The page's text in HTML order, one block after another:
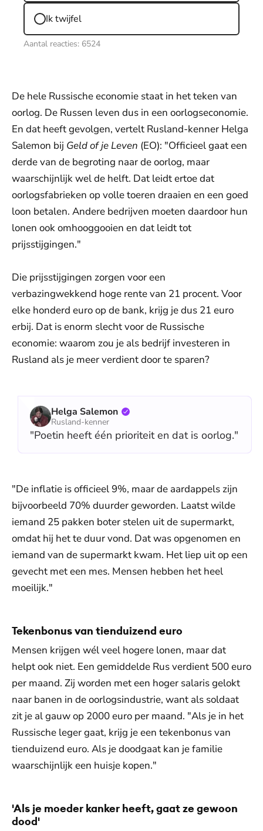
Ik twijfel
Aantal reacties: 6524
De hele Russische economie staat in het teken van
oorlog. De Russen leven dus in een oorlogseconomie.
En dat heeft gevolgen, vertelt Rusland-kenner Helga
Salemon bij Geld of je Leven (EO): "Officieel gaat een
derde van de begroting naar de oorlog, maar
waarschijnlijk wel de helft. Dat leidt ertoe dat
oorlogsfabrieken op volle toeren draaien en een goed
loon betalen. Andere bedrijven moeten daardoor hun
lonen ook omhooggooien en dat leidt tot
prijsstijgingen."
Die prijsstijgingen zorgen voor een
verbazingwekkend hoge rente van 21 procent. Voor
elke honderd euro op de bank, krijg je dus 21 euro
erbij. Dat is enorm slecht voor de Russische
economie: waarom zou je als bedrijf investeren in
Rusland als je meer verdient door te sparen?
Helga Salemon
Rusland-kenner
"Poetin heeft één prioriteit en dat is oorlog."
"De inflatie is officieel 9%, maar de aardappels zijn
bijvoorbeeld 70% duurder geworden. Laatst wilde
iemand 25 pakken boter stelen uit de supermarkt,
omdat hij het te duur vond. Dat was opgenomen en
iemand van de supermarkt kwam. Het liep uit op een
gevecht met een mes. Mensen hebben het heel
moeilijk."
Tekenbonus van tienduizend euro
Mensen krijgen wél veel hogere lonen, maar dat
helpt ook niet. Een gemiddelde Rus verdient 500 euro
per maand. Zij worden met een hoger salaris gelokt
naar banen in de oorlogsindustrie, want als soldaat
zit je al gauw op 2000 euro per maand. "Als je in het
Russische leger gaat, krijg je een tekenbonus van
tienduizend euro. Als je doodgaat kan je familie
waarschijnlijk een huisje kopen."
'Als je moeder kanker heeft, gaat ze gewoon
dood'